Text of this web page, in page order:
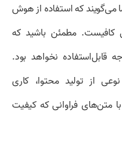
می‌گویند که استفاده از هوش
کافیست. مطمئن باشید که
قابل‌استفاده نخواهد بود.
از تولید محتوا، کاری
متن‌های فراوانی که کیفیت